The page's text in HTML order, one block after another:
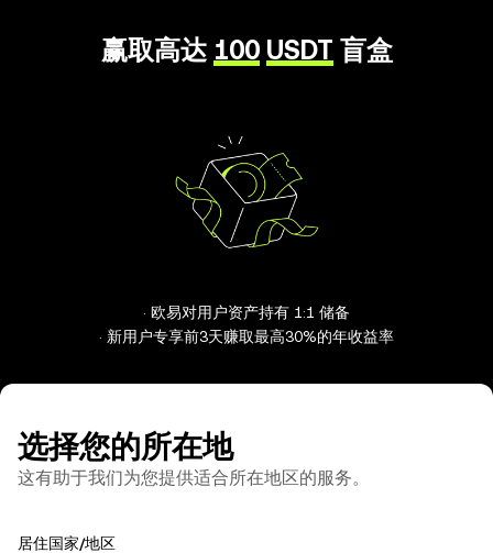
赢取高达 100 USDT 盲盒
· 欧易对用户资产持有 1:1 储备
· 新用户专享前3天赚取最高30%的年收益率
选择您的所在地
这有助于我们为您提供适合所在地区的服务。
居住国家/地区